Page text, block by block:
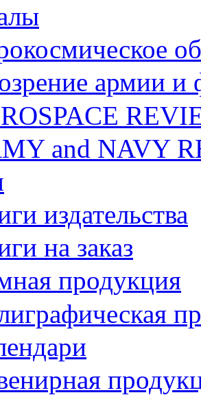
армии и
and NAVY
издательства
на заказ
продукция